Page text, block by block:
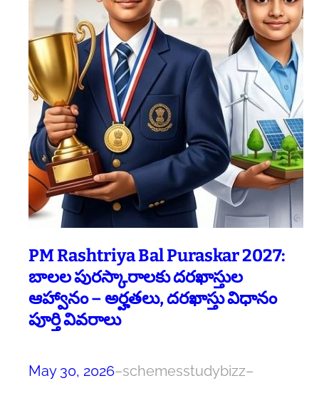
PM Rashtriya Bal Puraskar 2027:
బాలల పురస్కారాలకు దరఖాస్తుల
ఆహ్వానం – అర్హతలు, దరఖాస్తు విధానం
పూర్తి వివరాలు
May 30, 2026–schemesstudybizz–